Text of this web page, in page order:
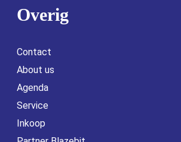
Overig
Contact
About us
Agenda
Service
Inkoop